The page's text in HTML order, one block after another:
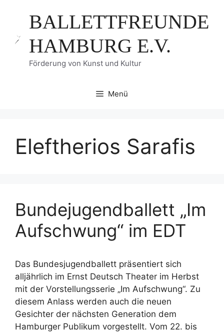
springenBALLETTFREUNDE
HAMBURG E.V.
Förderung von Kunst und Kultur
Menü
Eleftherios Sarafis
Bundejugendballett „Im
Aufschwung“ im EDT
Das Bundesjugendballett präsentiert sich
alljährlich im Ernst Deutsch Theater im Herbst
mit der Vorstellungsserie „Im Aufschwung“. Zu
diesem Anlass werden auch die neuen
Gesichter der nächsten Generation dem
Hamburger Publikum vorgestellt. Vom 22. bis